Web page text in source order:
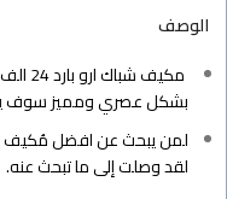
الوصف
بشكل عصري ومميز سوف
لمن يبحث عن افضل مُكيف
لقد وصلت إلى ما تبحث عنه.